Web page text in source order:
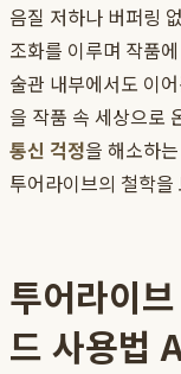
음질 저하나 버퍼링
조화를 이루며 작품
술관 내부에서도 이
을 작품 속 세상으로
통신 걱정을 해소하
투어라이브의 철학
투어라이
드 사용법